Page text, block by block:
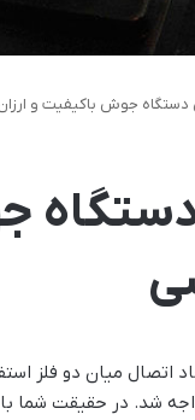
جوش باکیفیت و
میان دو فلز
شد. در حقیقت